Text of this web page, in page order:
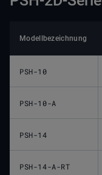
Modellbezeichnung
PSH-10
PSH-10-A
PSH-14
PSH-14-A-RT